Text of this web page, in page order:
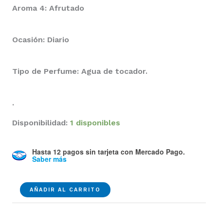
Aroma 4: Afrutado
Ocasión: Diario
Tipo de Perfume: Agua de tocador.
.
Disponibilidad: 1 disponibles
Hasta 12 pagos sin tarjetacon Mercado Pago.
Saber más
Custom
100ml
AÑADIR AL CARRITO